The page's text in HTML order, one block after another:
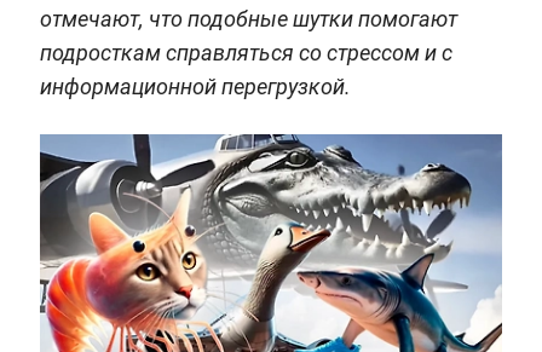
отмечают, что подобные шутки помогают
подросткам справляться со стрессом и с
информационной перегрузкой.